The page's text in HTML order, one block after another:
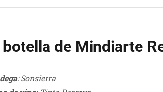
botella de Mindiarte
: Sonsierra